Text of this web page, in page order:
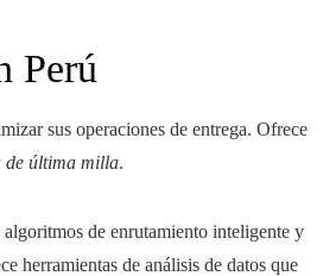
Perú
sus operaciones de entrega. Ofrece
de última milla.
de enrutamiento inteligente y
herramientas de análisis de datos que